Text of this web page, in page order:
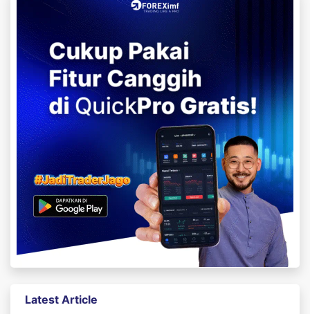
Latest Article